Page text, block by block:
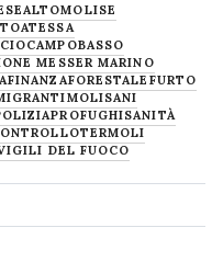
ALTOMOLISE
ATESSA
CAMPOBASSO
MESSER MARINO
FINANZAFORESTALE FURTO
MOLISANI
PROFUGHISANITÀ
TERMOLI
DEL FUOCO